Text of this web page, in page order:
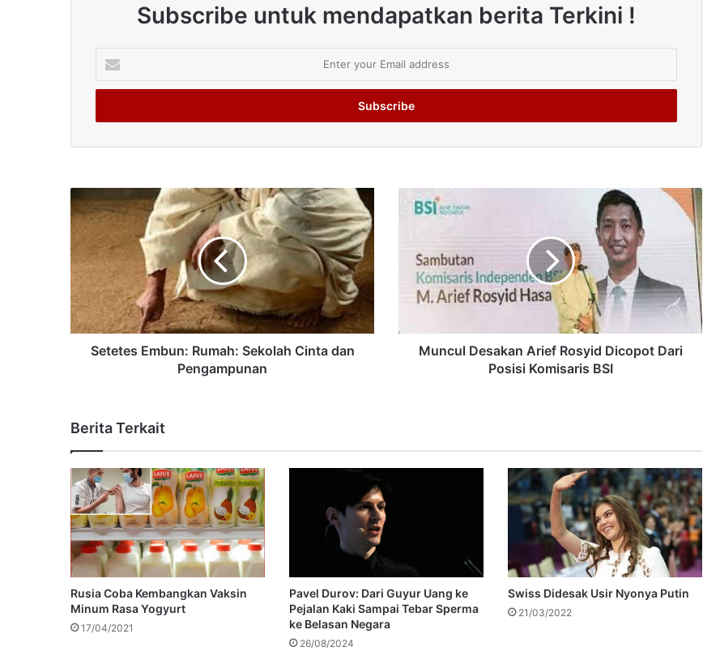
Subscribe untuk mendapatkan berita Terkini !
your
Email
Setetes Embun: Rumah: Sekolah Cinta dan
Pengampunan
Muncul Desakan Arief Rosyid Dicopot Dari
Posisi Komisaris BSI
Berita Terkait
Rusia Coba Kembangkan Vaksin
Minum Rasa Yogyurt
17/04/2021
Pavel Durov: Dari Guyur Uang ke
Pejalan Kaki Sampai Tebar Sperma
ke Belasan Negara
26/08/2024
Swiss Didesak Usir Nyonya Putin
21/03/2022